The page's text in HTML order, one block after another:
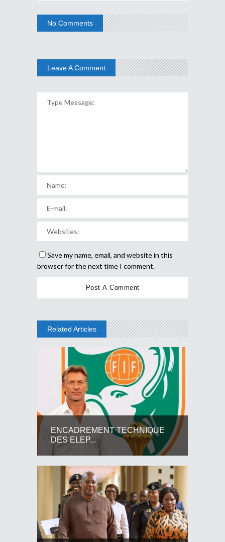
No Comments
Leave A Comment
Save my name, email, and website in this
browser for the next time I comment.
Related Articles
ENCADREMENT TECHNIQUE
DES ELEP...